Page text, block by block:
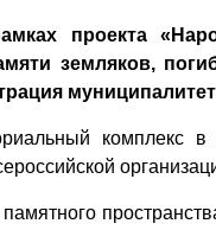
проекта
земляков,
комплекс